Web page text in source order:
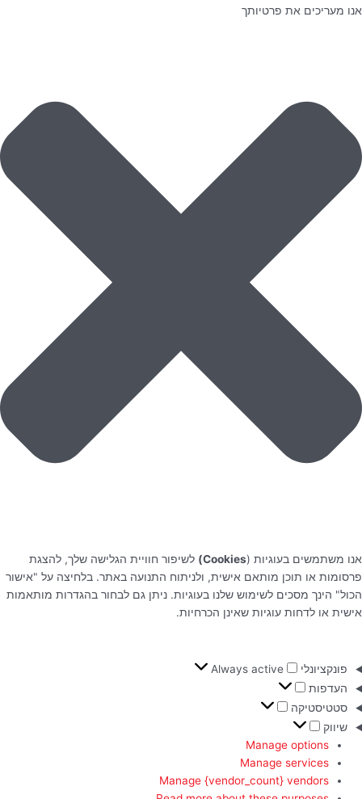
אנו מעריכים את פרטיותך
אנו משתמשים בעוגיות (Cookies)
לשיפור חוויית הגלישה שלך, להצגת
פרסומות או תוכן מותאם אישית, ולניתוח התנועה באתר. בלחיצה על "אישור
הכול" הינך מסכים לשימוש שלנו בעוגיות. ניתן גם לבחור בהגדרות מותאמות
אישית או לדחות עוגיות שאינן הכרחיות.
פונקציונלי
Always active
העדפות
סטטיסטיקה
שיווק
Manage options
Manage services
Manage {vendor_count} vendors